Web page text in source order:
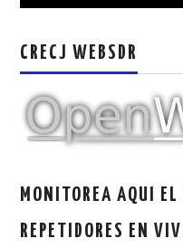
CRECJ WEBSDR
MONITOREA AQUI EL
REPETIDORES EN